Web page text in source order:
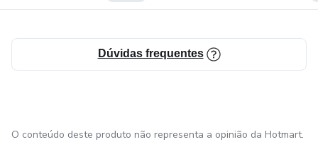
Dúvidas frequentes
O conteúdo deste produto não representa a opinião da Hotmart.